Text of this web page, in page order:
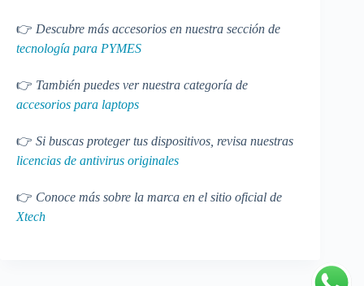
👉 Descubre más accesorios en nuestra sección de
tecnología para PYMES
👉 También puedes ver nuestra categoría de
accesorios para laptops
👉 Si buscas proteger tus dispositivos, revisa nuestras
licencias de antivirus originales
👉 Conoce más sobre la marca en el sitio oficial de
Xtech